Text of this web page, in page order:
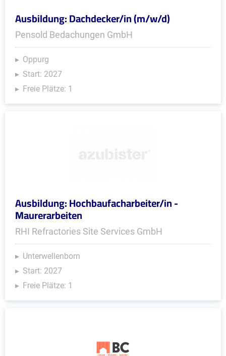
Ausbildung: Dachdecker/in (m/w/d)
Pensold Bedachungen GmbH
Oppurg
Start: 2027
Freie Plätze: 1
Ausbildung: Hochbaufacharbeiter/in -
Maurerarbeiten
RHI Refractories Site Services GmbH
Unterwellenborn
Start: 2027
Freie Plätze: 1